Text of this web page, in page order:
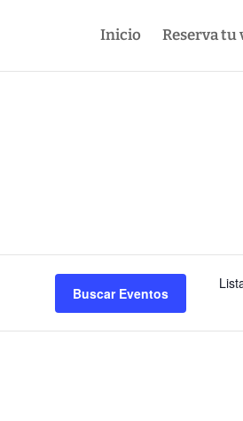
Inicio Reserva tu
Buscar Eventos